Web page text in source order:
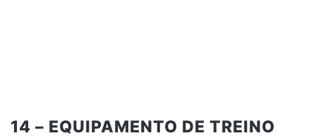
14 – EQUIPAMENTO DE TREINO